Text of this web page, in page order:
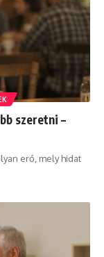
szeretni –
erő, mely hidat